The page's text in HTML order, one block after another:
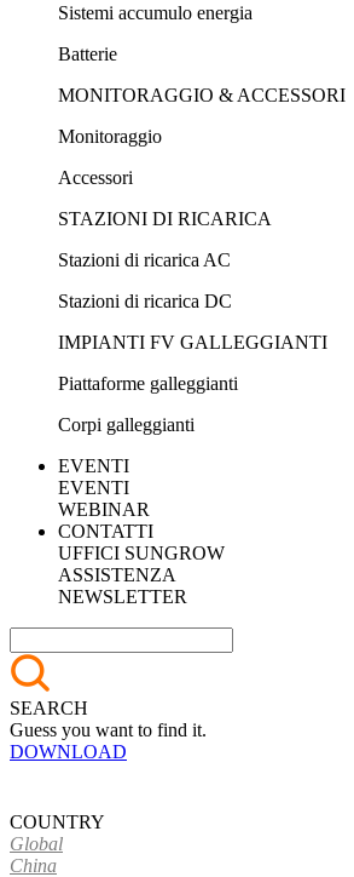
Sistemi accumulo energia
Batterie
MONITORAGGIO & ACCESSORI
Monitoraggio
Accessori
STAZIONI DI RICARICA
Stazioni di ricarica AC
Stazioni di ricarica DC
IMPIANTI FV GALLEGGIANTI
Piattaforme galleggianti
Corpi galleggianti
EVENTI
EVENTI
WEBINAR
CONTATTI
UFFICI SUNGROW
ASSISTENZA
NEWSLETTER
SEARCH
Guess you want to find it.
DOWNLOAD
COUNTRY
Global
China